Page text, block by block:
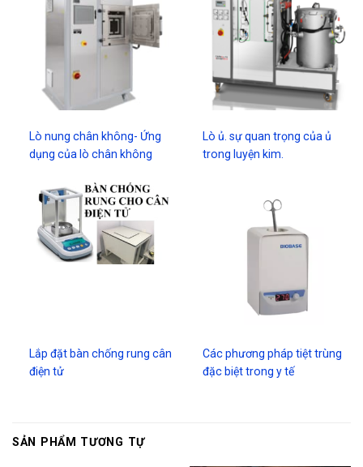
Lò nung chân không- Ứng
dụng của lò chân không
Lò ủ. sự quan trọng của ủ
trong luyện kim.
Lắp đặt bàn chống rung cân
điện tử
Các phương pháp tiệt trùng
đặc biệt trong y tế
SẢN PHẨM TƯƠNG TỰ